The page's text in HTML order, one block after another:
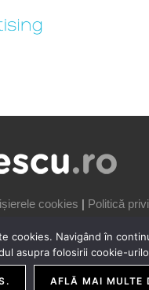
cookies | Politică
cookies. Navigând în
asupra folosirii cookie-
AFLĂ MAI MULTE